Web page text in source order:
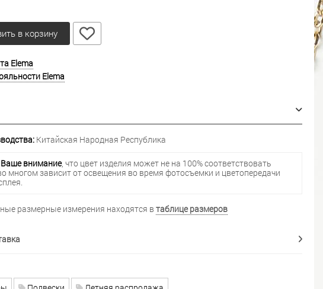
в корзину
Elema
Elema
Китайская Народная Республика
внимание, что цвет изделия может не на 100% соответствовать
многом зависит от освещения во время фотосъемки и цветопередачи
размерные измерения находятся в таблице размеров